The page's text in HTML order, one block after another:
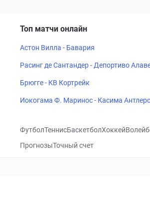
Топ матчи онлайн
Астон Вилла - Бавария
Расинг де Сантандер - Депортиво
Брюгге - КВ Кортрейк
Иокогама Ф. Маринос - Касима Антлерс
ФутболТеннисБаскетболХоккей
ПрогнозыТочный счет